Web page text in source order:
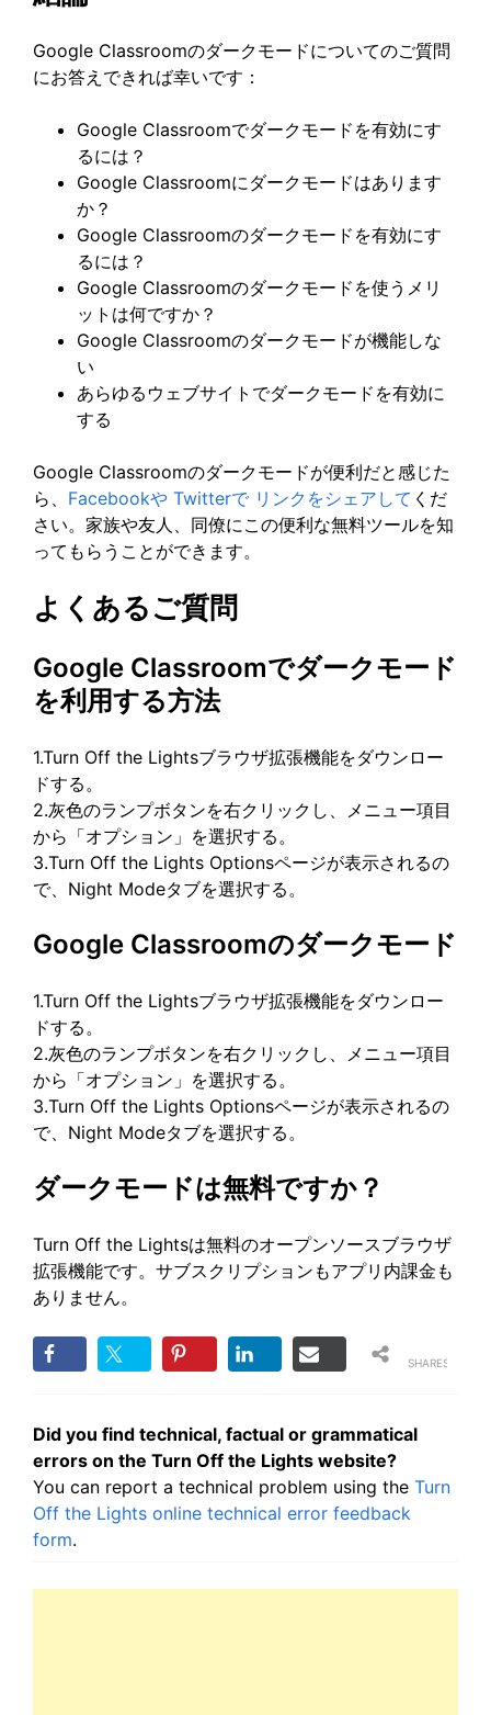
Google Classroomのダークモードについてのご質問
にお答えできれば幸いです：
Google Classroomでダークモードを有効にす
るには？
Google Classroomにダークモードはあります
か？
Google Classroomのダークモードを有効にす
るには？
Google Classroomのダークモードを使うメリ
ットは何ですか？
Google Classroomのダークモードが機能しな
い
あらゆるウェブサイトでダークモードを有効に
する
Google Classroomのダークモードが便利だと感じた
ら、 Facebookや Twitterで リンクをシェアして くだ
さい。家族や友人、同僚にこの便利な無料ツールを知
ってもらうことができます。
よくあるご質問
Google Classroomでダークモード
を利用する方法
1.Turn Off the Lightsブラウザ拡張機能をダウンロー
ドする。
2.灰色のランプボタンを右クリックし、メニュー項目
から「オプション」を選択する。
3.Turn Off the Lights Optionsページが表示されるの
で、Night Modeタブを選択する。
Google Classroomのダークモード
1.Turn Off the Lightsブラウザ拡張機能をダウンロー
ドする。
2.灰色のランプボタンを右クリックし、メニュー項目
から「オプション」を選択する。
3.Turn Off the Lights Optionsページが表示されるの
で、Night Modeタブを選択する。
ダークモードは無料ですか？
Turn Off the Lightsは無料のオープンソースブラウザ
拡張機能です。サブスクリプションもアプリ内課金も
ありません。
SHARES
Did you find technical, factual or grammatical
errors on the Turn Off the Lights website?
You can report a technical problem using the Turn
Off the Lights online technical error feedback
form.